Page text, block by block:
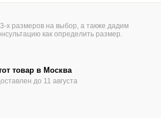
накрутка подойдет
пирсингов лица, включая
носа, Монро, Мадонна,
из белого золота 585
акцентом является
х размеров на выбор, а также дадим
как определить размер.
товар в Москва
до 11 августа